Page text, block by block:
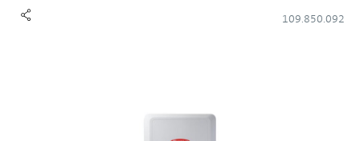
109.850.092